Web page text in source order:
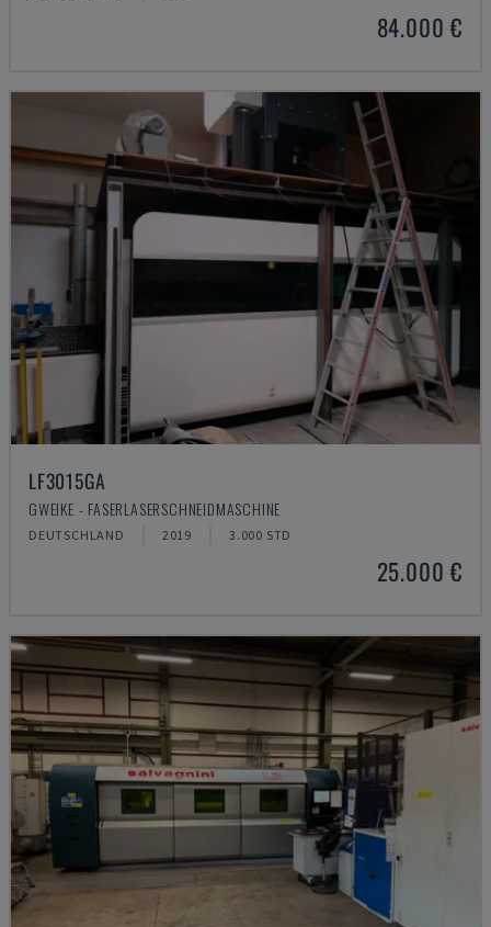
84.000 €
LF3015GA
GWEIKE - FASERLASERSCHNEIDMASCHINE
DEUTSCHLAND 2019 3.000 STD
25.000 €